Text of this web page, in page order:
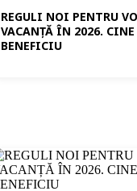
REGULI NOI PENTRU
VACANȚĂ ÎN 2026. CINE
BENEFICIU